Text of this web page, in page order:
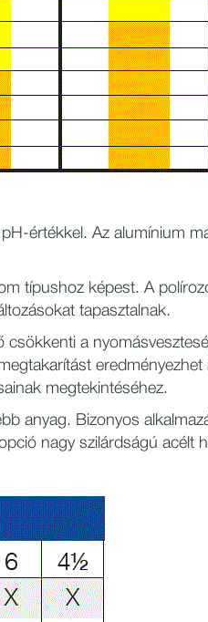
értékkel. Az alumínium
típushoz képest. A
tapasztalnak.
a
eredményezhet
megtekintéséhez.
anyag. Bizonyos
nagy szilárdságú acélt